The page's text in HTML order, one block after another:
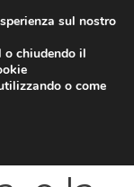
sul nostro
chiudendo il
o come